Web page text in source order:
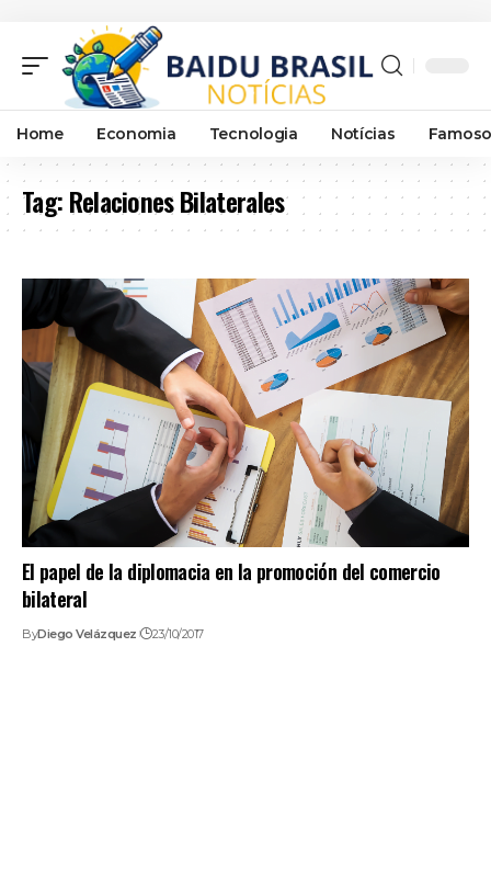
Home Economia Tecnologia Notícias
Tag:Relaciones Bilaterales
El papel de la diplomacia en la promoción del comercio
bilateral
ByDiego Velázquez 23/10/2017